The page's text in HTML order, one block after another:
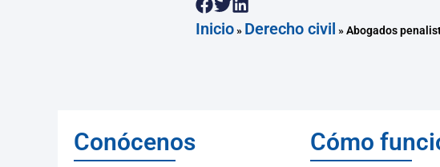
Inicio» Derecho civil »Abogados
Conócenos Cómo